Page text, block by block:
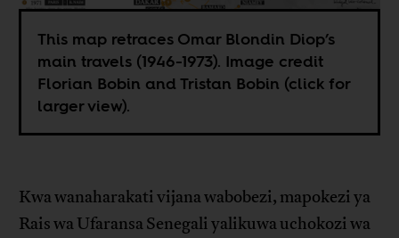
This map retraces Omar Blondin Diop’s
main travels (1946-1973). Image credit
Florian Bobin and Tristan Bobin (click for
larger view).
Kwa wanaharakati vijana wabobezi, mapokezi ya
Rais wa Ufaransa Senegali yalikuwa uchokozi wa